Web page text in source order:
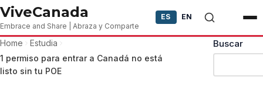
Skip to content
ViveCanada
Embrace and Share | Abraza y Comparte
ES EN
Home
Estudia
1 permiso para entrar a Canadá no está
listo sin tu POE
Buscar